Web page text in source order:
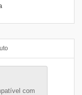
com